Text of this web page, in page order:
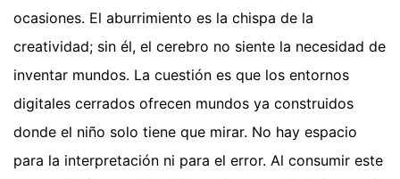
ocasiones. El aburrimiento es la chispa de la
creatividad; sin él, el cerebro no siente la necesidad de
inventar mundos. La cuestión es que los entornos
digitales cerrados ofrecen mundos ya construidos
donde el niño solo tiene que mirar. No hay espacio
para la interpretación ni para el error. Al consumir este